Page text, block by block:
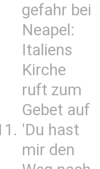
gefahr bei
Neapel:
Italiens
Kirche
ruft zum
Gebet auf
'Du hast
mir den